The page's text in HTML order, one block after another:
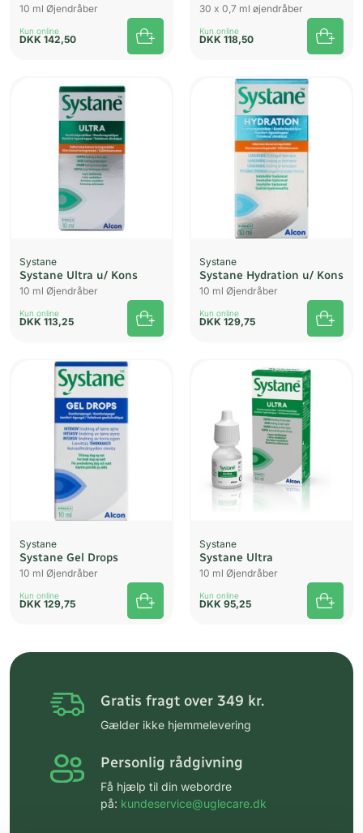
10 ml Øjendråber
Kun online
DKK 142,50
30 x 0,7 ml øjendråber
Kun online
DKK 118,50
Systane
Systane Ultra u/ Kons
10 ml Øjendråber
Kun online
DKK 113,25
Systane
Systane Hydration u/ Kons
10 ml Øjendråber
Kun online
DKK 129,75
Systane
Systane Gel Drops
10 ml Øjendråber
Kun online
DKK 129,75
Systane
Systane Ultra
10 ml Øjendråber
Kun online
DKK 95,25
Gratis fragt over 349 kr.
Gælder ikke hjemmelevering
Personlig rådgivning
Få hjælp til din webordre
på: kundeservice@uglecare.dk